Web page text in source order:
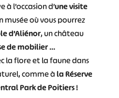
à l’occasion d’une visite
musée où vous pourrez
d’Aliénor, un château
de mobilier…
la flore et la faune dans
comme àla Réserve
Park de Poitiers!